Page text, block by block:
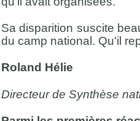
Sa disparition suscite
du camp national. Qu'il
Roland Hélie
Directeur de Synthèse